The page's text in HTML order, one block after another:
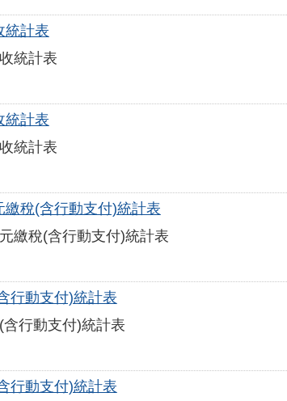
統計表
統計表
統計表
統計表
繳稅(含行動支付)統計表
繳稅(含行動支付)統計表
行動支付)統計表
行動支付)統計表
行動支付)統計表